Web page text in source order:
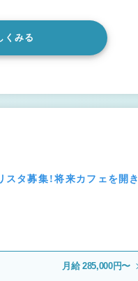
くみる
スタ募集！将来カフェを開き
月給 285,000円〜